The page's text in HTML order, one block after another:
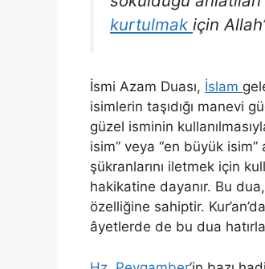
kurtulmak için
İsmi Azam Duası, İslam
isimlerin taşıdığı manevi
güzel isminin
isim” veya “en büyük
şükranlarını iletmek için
hakikatine dayanır. Bu
özelliğine sahiptir.
âyetlerde de bu dua